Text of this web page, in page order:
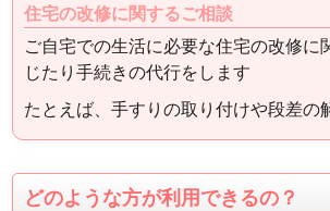
住宅の改修に関するご相談
ご自宅での生活に必要な住宅の改修に
じたり手続きの代行をします
たとえば、手すりの取り付けや段差の
どのような方が利用できるの？